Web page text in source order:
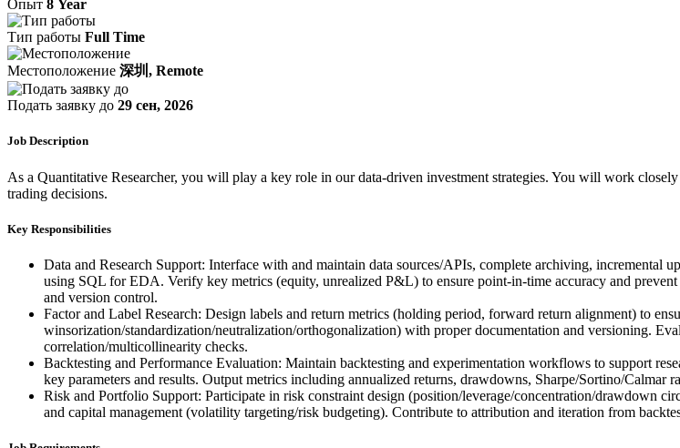
Опыт 8 Year
Тип работы Full Time
Местоположение 深圳, Remote
Подать заявку до 29 сен, 2026
Job Description
As a Quantitative Researcher, you will play a key role in our data-driven investment strategies. You will work
trading decisions.
Key Responsibilities
Data and Research Support: Interface with and maintain data sources/APIs, complete archiving, incremental
using SQL for EDA. Verify key metrics (equity, unrealized P&L) to ensure point-in-time accuracy and
and version control.
Factor and Label Research: Design labels and return metrics (holding period, forward return alignment) to
winsorization/standardization/neutralization/orthogonalization) with proper documentation and versioning.
correlation/multicollinearity checks.
Backtesting and Performance Evaluation: Maintain backtesting and experimentation workflows to support
key parameters and results. Output metrics including annualized returns, drawdowns, Sharpe/Sortino/
Risk and Portfolio Support: Participate in risk constraint design (position/leverage/concentration/drawdown
and capital management (volatility targeting/risk budgeting). Contribute to attribution and iteration from